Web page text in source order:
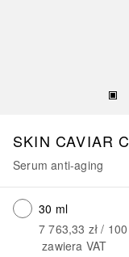
SKIN CAVIAR
Serum anti-aging
30 ml
7 763,33 zł / 100
zawiera VAT